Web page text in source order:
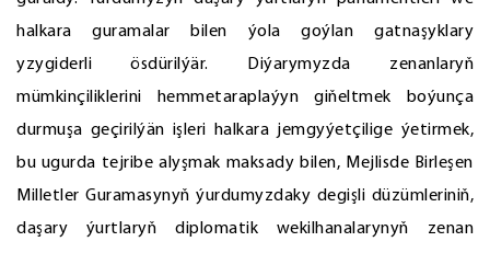
halkara guramalar bilen ýola goýlan gatnaşyklary
yzygiderli ösdürilýär. Diýarymyzda zenanlaryň
mümkinçiliklerini hemmetaraplaýyn giňeltmek boýunça
durmuşa geçirilýän işleri halkara jemgyýetçilige ýetirmek,
bu ugurda tejribe alyşmak maksady bilen, Mejlisde Birleşen
Milletler Guramasynyň ýurdumyzdaky degişli düzümleriniň,
daşary ýurtlaryň diplomatik wekilhanalarynyň zenan